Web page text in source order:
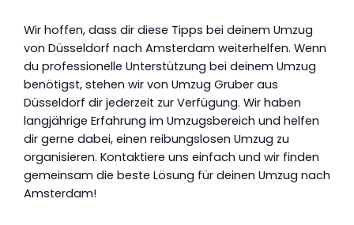
Wir hoffen, dass dir diese Tipps bei deinem Umzug
von Düsseldorf nach Amsterdam weiterhelfen. Wenn
du professionelle Unterstützung bei deinem Umzug
benötigst, stehen wir von Umzug Gruber aus
Düsseldorf dir jederzeit zur Verfügung. Wir haben
langjährige Erfahrung im Umzugsbereich und helfen
dir gerne dabei, einen reibungslosen Umzug zu
organisieren. Kontaktiere uns einfach und wir finden
gemeinsam die beste Lösung für deinen Umzug nach
Amsterdam!